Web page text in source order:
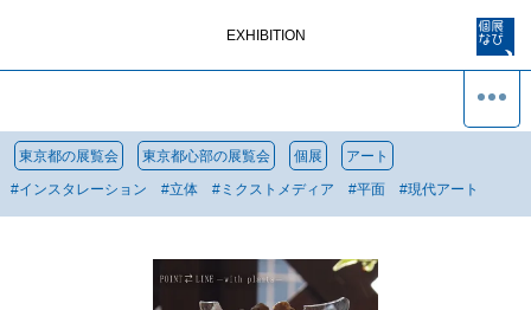
EXHIBITION
東京都の展覧会 東京都心部の展覧会 個展 アート
#インスタレーション #立体 # ミクストメディア #平面 #現代アート